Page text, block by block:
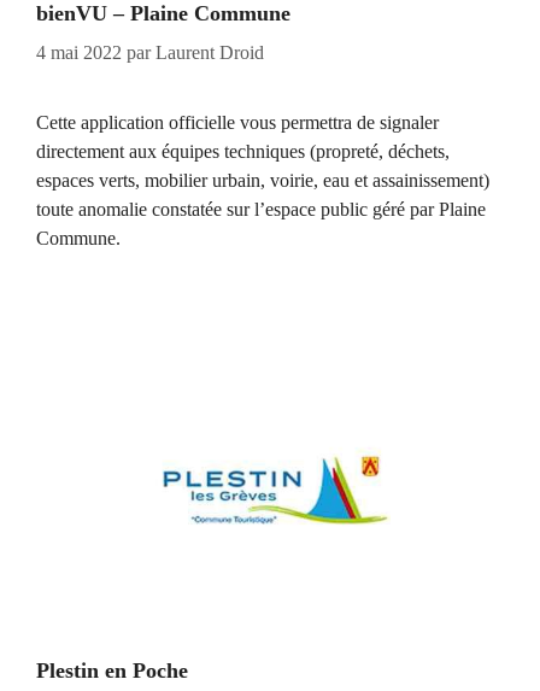
bienVU – Plaine Commune
4 mai 2022 parLaurent Droid
Cette application officielle vous permettra de signaler
directement aux équipes techniques (propreté, déchets,
espaces verts, mobilier urbain, voirie, eau et assainissement)
toute anomalie constatée sur l’espace public géré par Plaine
Commune.
Plestin en Poche